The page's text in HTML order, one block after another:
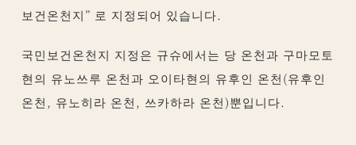
보건온천지” 로 지정되어 있습니다.
국민보건온천지 지정은 규슈에서는 당 온천과 구마모토
현의 유노쓰루 온천과 오이타현의 유후인 온천(유후인
온천, 유노히라 온천, 쓰카하라 온천)뿐입니다.